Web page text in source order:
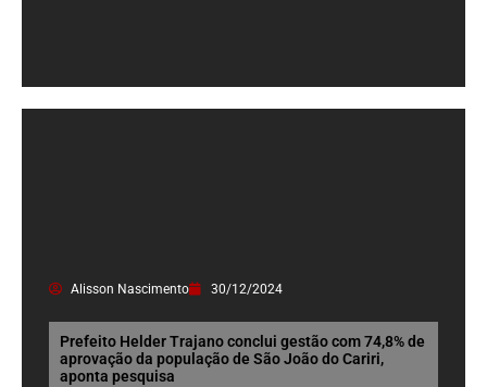
Alisson Nascimento 30/12/2024
Prefeito Helder Trajano conclui gestão com 74,8% de
aprovação da população de São João do Cariri,
aponta pesquisa